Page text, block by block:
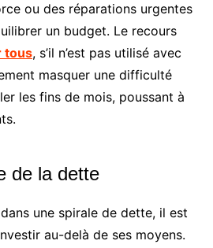
ou des réparations urgentes
un budget. Le recours
tous, s’il n’est pas utilisé avec
masquer une difficulté
les fins de mois, poussant à
de la dette
une spirale de dette, il est
au-delà de ses moyens.